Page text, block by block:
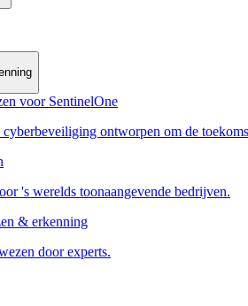
voor SentinelOne
ontworpen om de
's werelds toonaangevende bedrijven.
& erkenning
door experts.